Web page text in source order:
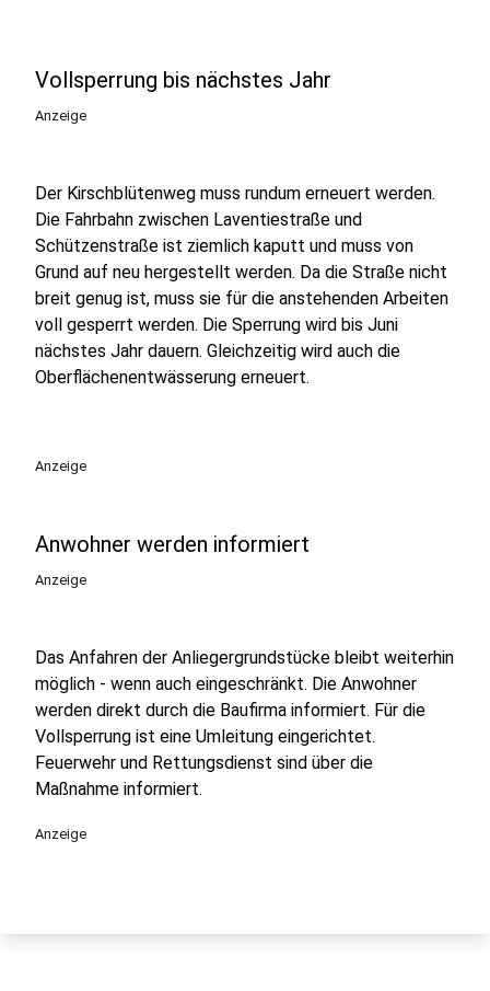
Vollsperrung bis nächstes Jahr
Anzeige
Der Kirschblütenweg muss rundum erneuert werden.
Die Fahrbahn zwischen Laventiestraße und
Schützenstraße ist ziemlich kaputt und muss von
Grund auf neu hergestellt werden. Da die Straße nicht
breit genug ist, muss sie für die anstehenden Arbeiten
voll gesperrt werden. Die Sperrung wird bis Juni
nächstes Jahr dauern. Gleichzeitig wird auch die
Oberflächenentwässerung erneuert.
Anzeige
Anwohner werden informiert
Anzeige
Das Anfahren der Anliegergrundstücke bleibt weiterhin
möglich - wenn auch eingeschränkt. Die Anwohner
werden direkt durch die Baufirma informiert. Für die
Vollsperrung ist eine Umleitung eingerichtet.
Feuerwehr und Rettungsdienst sind über die
Maßnahme informiert.
Anzeige